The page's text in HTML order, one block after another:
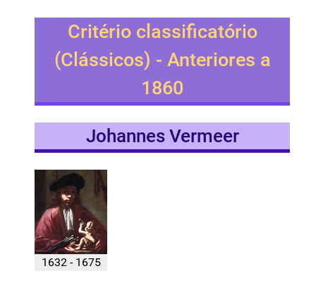
Critério classificatório
(Clássicos) - Anteriores a
1860
Johannes Vermeer
1632 - 1675